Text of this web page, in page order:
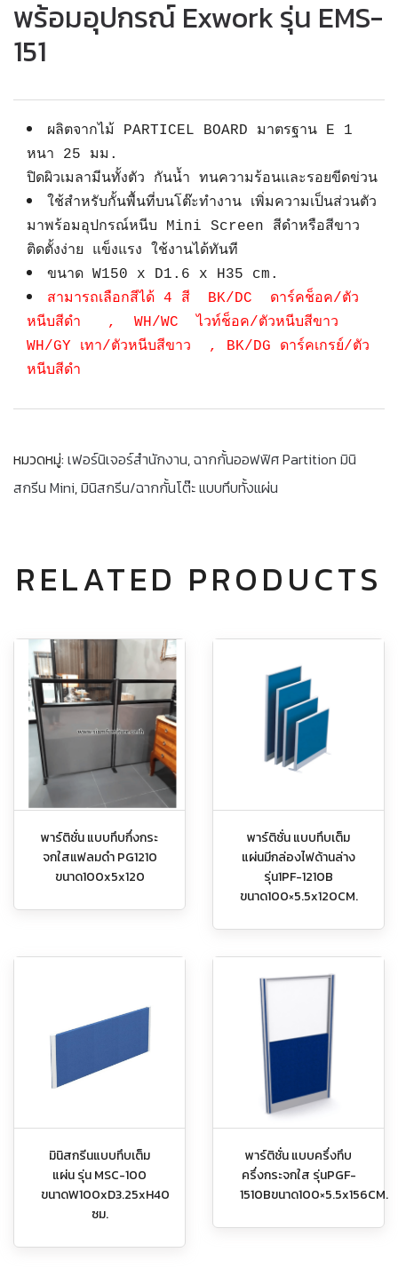
พร้อมอุปกรณ์ Exwork รุ่น EMS-
151
ผลิตจากไม้ PARTICEL BOARD มาตรฐาน E 1
หนา 25 มม.
ปิดผิวเมลามีนทั้งตัว กันน้ำ ทนความร้อนและรอยขีดข่วน
ใช้สำหรับกั้นพื้นที่บนโต๊ะทำงาน เพิ่มความเป็นส่วนตัว
มาพร้อมอุปกรณ์หนีบ Mini Screen สีดำหรือสีขาว
ติดตั้งง่าย แข็งแรง ใช้งานได้ทันที
ขนาด W150 x D1.6 x H35 cm.
สามารถเลือกสีได้ 4 สี BK/DC ดาร์คช็อค/ตัว
หนีบสีดำ , WH/WC ไวท์ช็อค/ตัวหนีบสีขาว
WH/GY เทา/ตัวหนีบสีขาว , BK/DG ดาร์คเกรย์/ตัว
หนีบสีดำ
หมวดหมู่: เฟอร์นิเจอร์สำนักงาน,ฉากกั้นออฟฟิศ Partition มินิ
สกรีน Mini,มินิสกรีน/ฉากกั้นโต๊ะ แบบทึบทั้งแผ่น
RELATED PRODUCTS
พาร์ติชั่น แบบทึบกึ่งกระ
จกใสแฟลมดำ PG1210
ขนาด100x5x120
พาร์ติชั่น แบบทึบเต็ม
แผ่นมีกล่องไฟด้านล่าง
รุ่น1PF-1210B
ขนาด100×5.5x120CM.
มินิสกรีนแบบทึบเต็ม
แผ่น รุ่น MSC-100
ขนาดW100xD3.25xH40
ซม.
พาร์ติชั่น แบบครึ่งทึบ
ครึ่งกระจกใส รุ่นPGF-
1510Bขนาด100×5.5x156CM.